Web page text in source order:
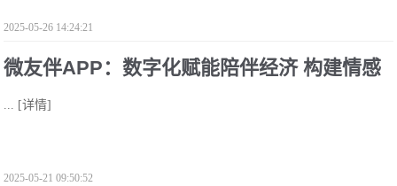
2025-05-26 14:24:21
微友伴APP：数字化赋能陪伴经济 构建情感
... [详情]
2025-05-21 09:50:52